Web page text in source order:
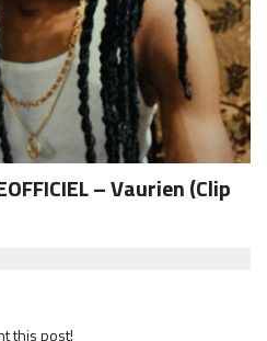
– Vaurien (Clip
this post!